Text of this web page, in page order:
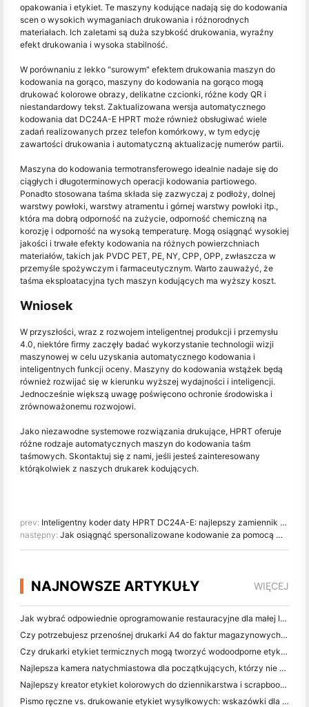
opakowania i etykiet. Te maszyny kodujące nadają się do kodowania
scen o wysokich wymaganiach drukowania i różnorodnych
materiałach. Ich zaletami są duża szybkość drukowania, wyraźny
efekt drukowania i wysoka stabilność.
W porównaniu z lekko "surowym" efektem drukowania maszyn do
kodowania na gorąco, maszyny do kodowania na gorąco mogą
drukować kolorowe obrazy, delikatne czcionki, różne kody QR i
niestandardowy tekst. Zaktualizowana wersja automatycznego
kodowania dat DC24A-E HPRT może również obsługiwać wiele
zadań realizowanych przez telefon komórkowy, w tym edycję
zawartości drukowania i automatyczną aktualizację numerów partii.
Maszyna do kodowania termotransferowego idealnie nadaje się do
ciągłych i długoterminowych operacji kodowania partiowego.
Ponadto stosowana taśma składa się zazwyczaj z podłoży, dolnej
warstwy powłoki, warstwy atramentu i górnej warstwy powłoki itp.,
która ma dobrą odporność na zużycie, odporność chemiczną na
korozję i odporność na wysoką temperaturę. Mogą osiągnąć wysokiej
jakości i trwałe efekty kodowania na różnych powierzchniach
materiałów, takich jak PVDC PET, PE, NY, CPP, OPP, zwłaszcza w
przemyśle spożywczym i farmaceutycznym. Warto zauważyć, że
taśma eksploatacyjna tych maszyn kodujących ma wyższy koszt.
Wniosek
W przyszłości, wraz z rozwojem inteligentnej produkcji i przemysłu
4.0, niektóre firmy zaczęły badać wykorzystanie technologii wizji
maszynowej w celu uzyskania automatycznego kodowania i
inteligentnych funkcji oceny. Maszyny do kodowania wstążek będą
również rozwijać się w kierunku wyższej wydajności i inteligencji.
Jednocześnie większą uwagę poświęcono ochronie środowiska i
zrównoważonemu rozwojowi.
Jako niezawodne systemowe rozwiązania drukujące, HPRT oferuje
różne rodzaje automatycznych maszyn do kodowania taśm
taśmowych. Skontaktuj się z nami, jeśli jesteś zainteresowany
którąkolwiek z naszych drukarek kodujących.
prev: Inteligentny koder daty HPRT DC24A-E: najlepszy zamiennik maszyny do kodowania na gorąco
następny: Jak osiągnąć spersonalizowane kodowanie za pomocą maszyn do kodowania dat
NAJNOWSZE ARTYKUŁY WIĘCEJ
Jak wybrać odpowiednie oprogramowanie restauracyjne dla małej lub średniej restauracji
Czy potrzebujesz przenośnej drukarki A4 do faktur magazynowych? Co naprawdę działa
Czy drukarki etykiet termicznych mogą tworzyć wodoodporne etykiety dla produktów małych firm?
Najlepsza kamera natychmiastowa dla początkujących, którzy nie chcą marnować papieru
Najlepszy kreator etykiet kolorowych do dziennikarstwa i scrapbooking: dodaj więcej kolorów do każdej strony
Pismo ręczne vs. drukowanie etykiet wysyłkowych: wskazówki dla małych firm w 2026 roku